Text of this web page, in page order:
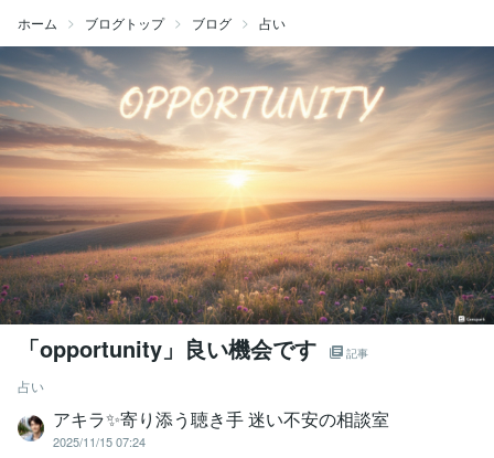
ホーム ブログトップ ブログ 占い
「opportunity」良い機会です 記事
占い
アキラ✨寄り添う聴き手 迷い不安の相談室
2025/11/15 07:24